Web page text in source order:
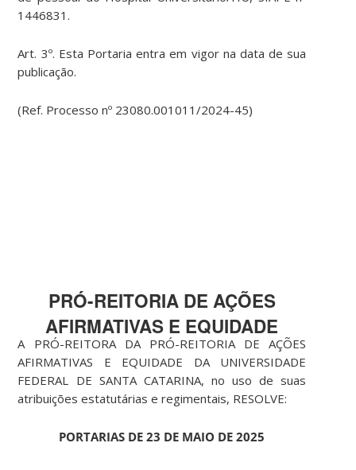
1446831.
Art. 3º. Esta Portaria entra em vigor na data de sua
publicação.
(Ref. Processo nº 23080.001011/2024-45)
PRÓ-REITORIA DE AÇÕES
AFIRMATIVAS E EQUIDADE
A PRÓ-REITORA DA PRÓ-REITORIA DE AÇÕES
AFIRMATIVAS E EQUIDADE DA UNIVERSIDADE
FEDERAL DE SANTA CATARINA, no uso de suas
atribuições estatutárias e regimentais, RESOLVE:
PORTARIAS DE 23 DE MAIO DE 2025